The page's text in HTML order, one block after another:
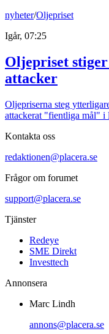
nyheter/Oljepriset
Igår, 07:25
Oljepriset
attacker
Oljepriserna steg
attackerat "fientliga mål" i
Kontakta oss
redaktionen@placera.se
Frågor om forumet
support@placera.se
Tjänster
Redeye
SME Direkt
Investtech
Annonsera
Marc Lindh
annons@placera.se